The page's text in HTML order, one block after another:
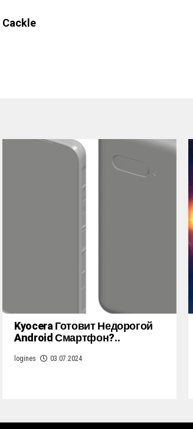
Cackl e
Kyocera Готовит Недорогой
Android Смартфон?..
logines 03.07.2024